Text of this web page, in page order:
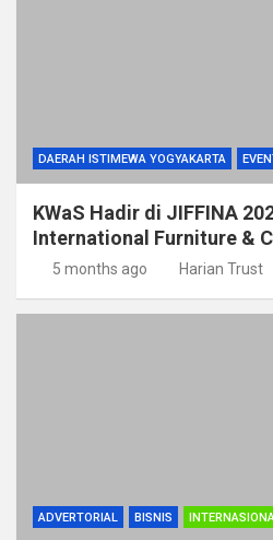
DAERAH ISTIMEWA YOGYAKARTA
KWaS Hadir di JIFFINA
International Furniture &
5 months ago Harian Trust
ADVERTORIAL BISNIS